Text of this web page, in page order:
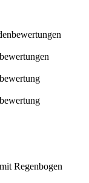
Regenbogen